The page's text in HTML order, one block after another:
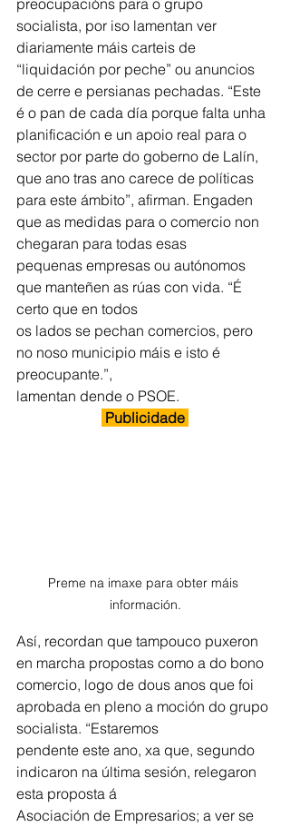
preocupacións para o grupo
socialista, por iso lamentan ver
diariamente máis carteis de
“liquidación por peche” ou anuncios
de cerre e persianas pechadas. “Este
é o pan de cada día porque falta unha
planificación e un apoio real para o
sector por parte do goberno de Lalín,
que ano tras ano carece de políticas
para este ámbito”, afirman. Engaden
que as medidas para o comercio non
chegaran para todas esas
pequenas empresas ou autónomos
que manteñen as rúas con vida. “É
certo que en todos
os lados se pechan comercios, pero
no noso municipio máis e isto é
preocupante.”,
lamentan dende o PSOE.
Publicidade
Preme na imaxe para obter máis
información.
Así, recordan que tampouco puxeron
en marcha propostas como a do bono
comercio, logo de dous anos que foi
aprobada en pleno a moción do grupo
socialista. “Estaremos
pendente este ano, xa que, segundo
indicaron na última sesión, relegaron
esta proposta á
Asociación de Empresarios; a ver se